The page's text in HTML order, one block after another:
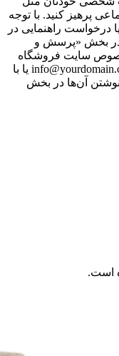
پرهیز کنید. با توجه
درخواست راهنمایی در
در بخش «پرسش و
سایت فروشگاه
ما، خدمات و درخواست کالا را با ایمیل info@yourdomain.com یا با
و از نوشتن آن‌ها در بخش
است.